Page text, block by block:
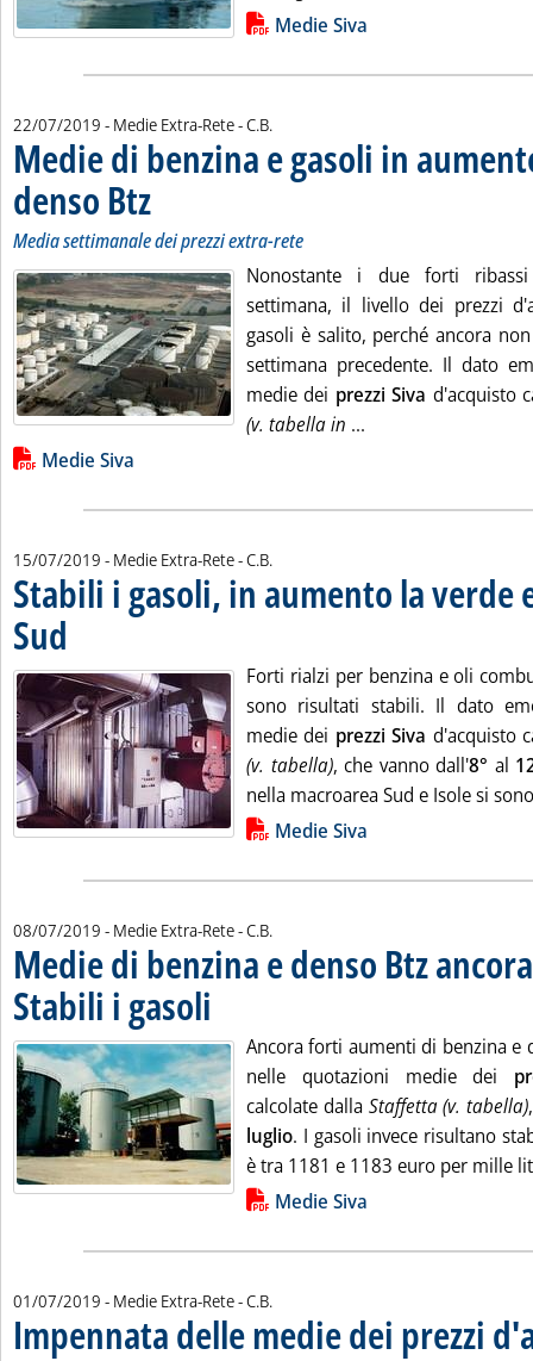
Lista allegati PDF alla notizia
Medie Siva
22/07/2019 - Medie Extra-Rete -di:
C.B.
Medie di benzina e gasoli in
denso Btz. Sottotitolo: Media settimanale dei prezzi extra-rete
. Pubblicata lunedì 22 luglio 2019 alle 15.32.
Media settimanale dei prezzi extra-rete
Nonostante i due forti
settimana, il livello dei prezzi
gasoli è salito, perché ancora
settimana precedente. Il dato
medie dei prezzi Siva d'acquisto
(v. tabella in ...
Lista allegati PDF alla notizia
Medie Siva
15/07/2019 - Medie Extra-Rete -di:
C.B.
Stabili i gasoli, in aumento la verde
Sud . Pubblicata lunedì 15 luglio 2019 alle 16.20.
Forti rialzi per benzina e oli
sono risultati stabili. Il dato
medie dei prezzi Siva d'acquisto
(v. tabella), che vanno dall'8° al
nella macroarea Sud e Isole si
Lista allegati PDF alla notizia
Medie Siva
08/07/2019 - Medie Extra-Rete -di:
C.B.
Medie di benzina e denso Btz
Stabili i gasoli
Ancora forti aumenti di benzina e
nelle quotazioni medie dei
calcolate dalla Staffetta (v. tabella)
luglio. I gasoli invece risultano
è tra 1181 e 1183 euro per mille
Lista allegati PDF alla notizia
Medie Siva
01/07/2019 - Medie Extra-Rete -di:
C.B.
Impennata delle medie dei prezzi